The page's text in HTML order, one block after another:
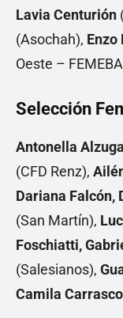
Lavia Centurión
(Asochah), Enzo
Oeste –
Selección
Antonella
(CFD Renz),
Dariana Falcón,
(San Martín),
Foschiatti,
(Salesianos),
Camila Carrasco